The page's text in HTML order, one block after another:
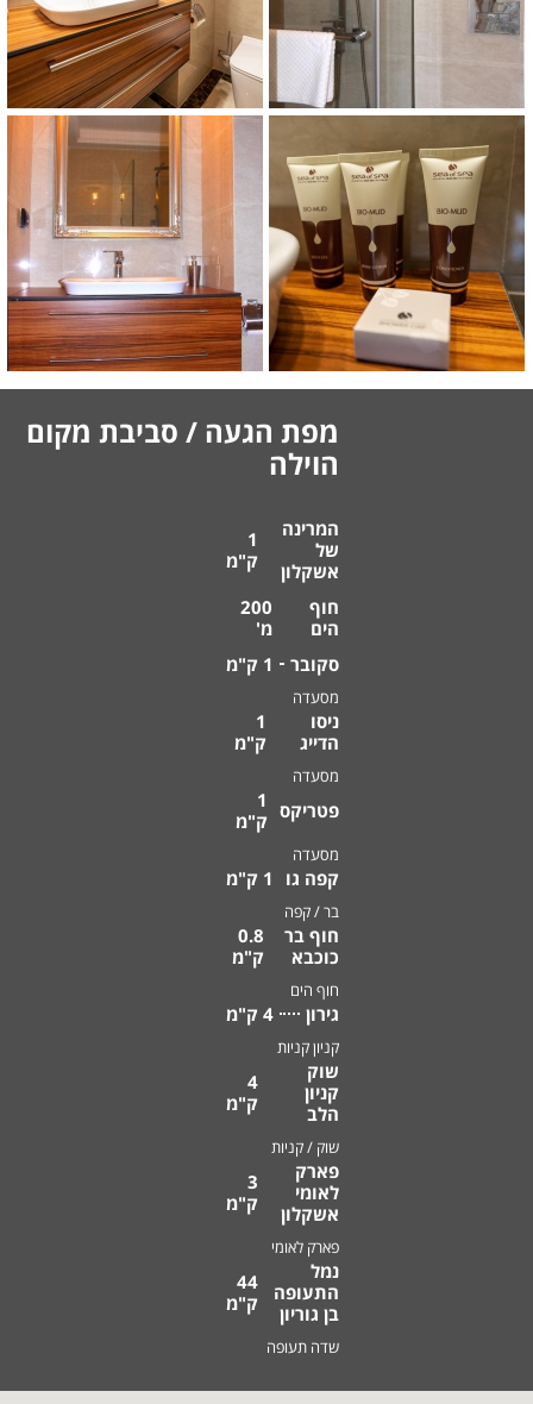
מקלחת פוסידון
מקלחת פוסידון
מפת הגעה / סביבת מקום
הוילה
המרינה
של
אשקלון
1
ק"מ
חוף
הים
200
מ'
סקובר
1 ק"מ
מסעדה
ניסו
הדייג
1
ק"מ
מסעדה
פטריקס 1
ק"מ
מסעדה
קפה גו 1 ק"מ
בר / קפה
חוף בר
כוכבא
0.8
ק"מ
חוף הים
גירון 4 ק"מ
קניון קניות
שוק
קניון
הלב
4
ק"מ
שוק / קניות
פארק
לאומי
אשקלון
3
ק"מ
פארק לאומי
נמל
התעופה
בן גוריון
44
ק"מ
שדה תעופה